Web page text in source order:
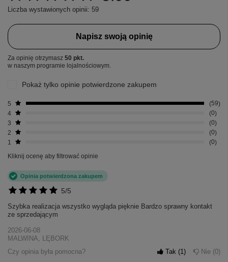
Liczba wystawionych opinii: 59
Napisz swoją opinię
Za opinię otrzymasz 50 pkt.
w naszym programie lojalnościowym.
Pokaż tylko opinie potwierdzone zakupem
5
59
4
0
3
0
2
0
1
0
Kliknij ocenę aby filtrować opinie
5/5
Opinia potwierdzona zakupem
Szybka realizacja wszystko wygląda pięknie Bardzo sprawny kontakt
ze sprzedającym
2026-06-08
MALWINA, LĘBORK
Czy opinia była pomocna?
Tak 1 Nie 0